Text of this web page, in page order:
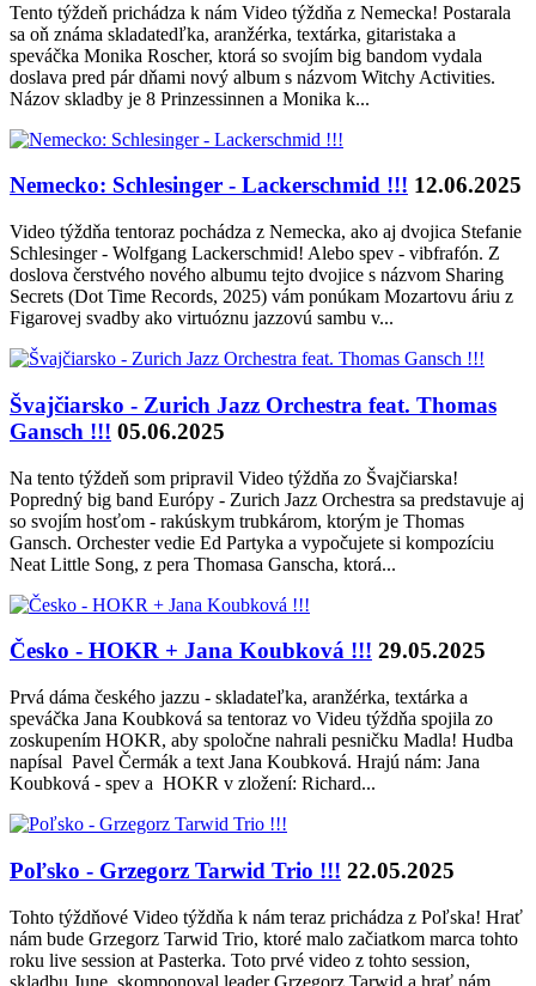
Tento týždeň prichádza k nám Video týždňa z Nemecka! Postarala
sa oň známa skladatedľka, aranžérka, textárka, gitaristaka a
speváčka Monika Roscher, ktorá so svojím big bandom vydala
doslava pred pár dňami nový album s názvom Witchy Activities.
Názov skladby je 8 Prinzessinnen a Monika k...
Nemecko: Schlesinger - Lackerschmid !!! 12.06.2025
Video týždňa tentoraz pochádza z Nemecka, ako aj dvojica Stefanie
Schlesinger - Wolfgang Lackerschmid! Alebo spev - vibfrafón. Z
doslova čerstvého nového albumu tejto dvojice s názvom Sharing
Secrets (Dot Time Records, 2025) vám ponúkam Mozartovu áriu z
Figarovej svadby ako virtuóznu jazzovú sambu v...
Švajčiarsko - Zurich Jazz Orchestra feat. Thomas
Gansch !!! 05.06.2025
Na tento týždeň som pripravil Video týždňa zo Švajčiarska!
Popredný big band Európy - Zurich Jazz Orchestra sa predstavuje aj
so svojím hosťom - rakúskym trubkárom, ktorým je Thomas
Gansch. Orchester vedie Ed Partyka a vypočujete si kompozíciu
Neat Little Song, z pera Thomasa Ganscha, ktorá...
Česko - HOKR + Jana Koubková !!! 29.05.2025
Prvá dáma českého jazzu - skladateľka, aranžérka, textárka a
speváčka Jana Koubková sa tentoraz vo Videu týždňa spojila zo
zoskupením HOKR, aby spoločne nahrali pesničku Madla! Hudba
napísal Pavel Čermák a text Jana Koubková. Hrajú nám: Jana
Koubková - spev a HOKR v zložení: Richard...
Poľsko - Grzegorz Tarwid Trio !!! 22.05.2025
Tohto týždňové Video týždňa k nám teraz prichádza z Poľska! Hrať
nám bude Grzegorz Tarwid Trio, ktoré malo začiatkom marca tohto
roku live session at Pasterka. Toto prvé video z tohto session,
skladbu June, skomponoval leader Grzegorz Tarwid a hrať nám